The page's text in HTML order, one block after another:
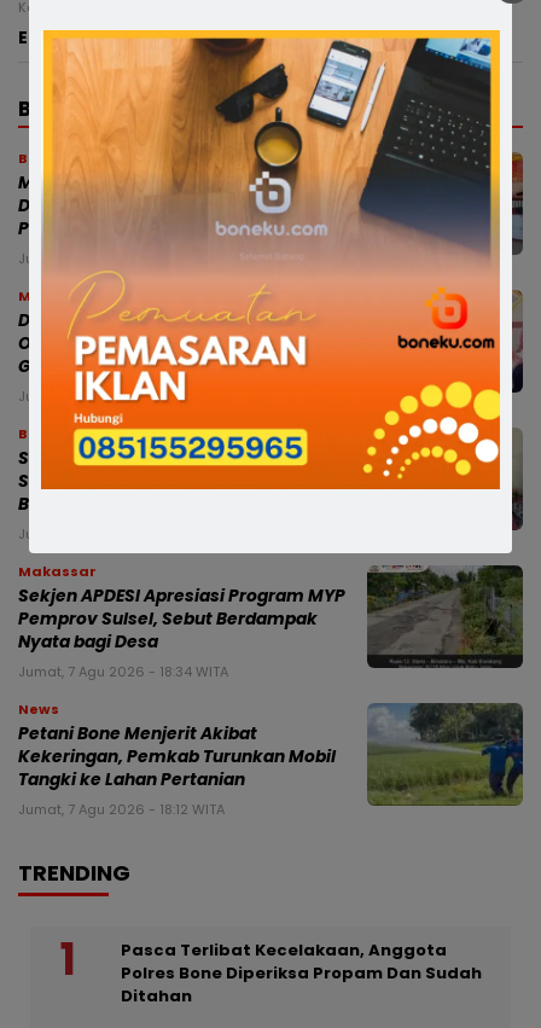
Kamis, 6 Agustus 2026 - 15:53 WITA
Enam Ketua TP PKK Kecamatan di Soppeng Dilantik
BERITA TERBARU
Bone
Modus Pesan Telur Bayar Sebagian,
Dugaan Penipuan di Bone Rugikan
Pedagang Ratusan Juta
Jumat, 7 Agu 2026 - 18:54 WITA
Makassar
Dampingi Mensos, Gubernur Sulsel
Optimistis Sekolah Rakyat Cetak
Generasi Berakhlak dan Berdaya Saing
Jumat, 7 Agu 2026 - 18:44 WITA
Bone
Satlantas Polres Bone Fasilitasi
Santunan Jasa Raharja bagi Keluarga
Balita Korban Kecelakaan
Jumat, 7 Agu 2026 - 18:40 WITA
Makassar
Sekjen APDESI Apresiasi Program MYP
Pemprov Sulsel, Sebut Berdampak
Nyata bagi Desa
Jumat, 7 Agu 2026 - 18:34 WITA
News
Petani Bone Menjerit Akibat
Kekeringan, Pemkab Turunkan Mobil
Tangki ke Lahan Pertanian
Jumat, 7 Agu 2026 - 18:12 WITA
TRENDING
Pasca Terlibat Kecelakaan, Anggota
Polres Bone Diperiksa Propam Dan Sudah
Ditahan